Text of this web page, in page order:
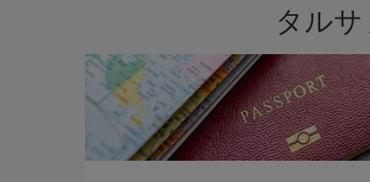
タル